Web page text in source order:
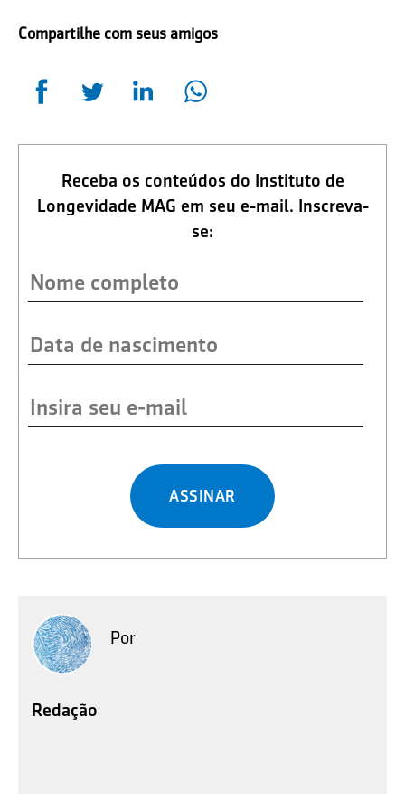
Compartilhe com seus amigos
Receba os conteúdos do Instituto de
Longevidade MAG em seu e-mail. Inscreva-
se:
ASSINAR
Por
Redação